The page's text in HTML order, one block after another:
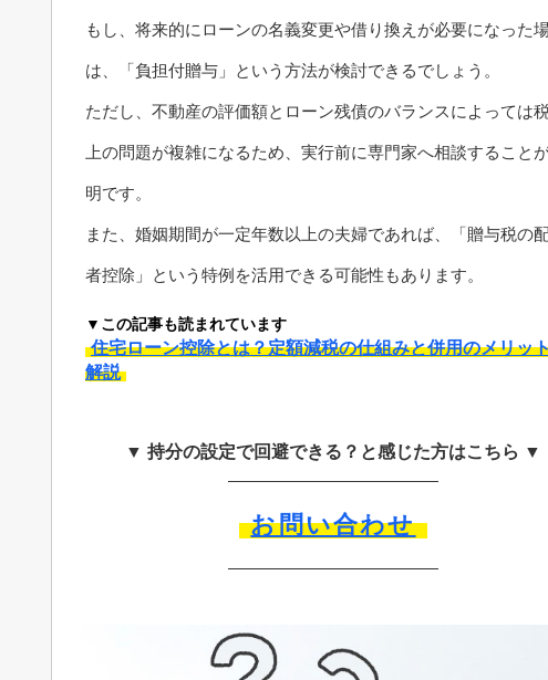
もし、将来的にローンの名義変更や借り換えが必要になった
は、「負担付贈与」という方法が検討できるでしょう。
ただし、不動産の評価額とローン残債のバランスによっては
上の問題が複雑になるため、実行前に専門家へ相談すること
明です。
また、婚姻期間が一定年数以上の夫婦であれば、「贈与税の
者控除」という特例を活用できる可能性もあります。
▼この記事も読まれています
住宅ローン控除とは？定額減税の仕組みと併用のメリッ
解説
▼ 持分の設定で回避できる？と感じた方はこちら ▼
お問い合わせ